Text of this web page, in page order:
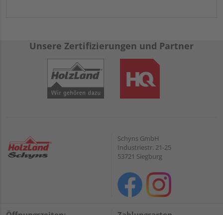
Unsere Zertifizierungen und Partner
Schyns GmbH
Industriestr. 21-25
53721 Siegburg